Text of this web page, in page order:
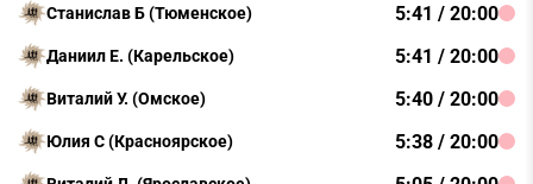
Станислав Б (Тюменское) 5:41 / 20:00
Даниил Е. (Карельское) 5:41 / 20:00
Виталий У. (Омское) 5:40 / 20:00
Юлия С (Красноярское) 5:38 / 20:00